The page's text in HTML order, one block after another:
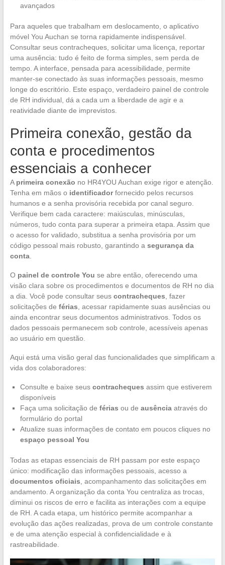
avançados
Para aqueles que trabalham em deslocamento, o aplicativo
móvel You Auchan se torna rapidamente indispensável.
Consultar seus contracheques, solicitar uma licença, reportar
uma ausência: tudo é feito de forma simples, sem perda de
tempo. A interface, pensada para acessibilidade, permite
manter-se conectado às suas informações pessoais, mesmo
longe do escritório. Este espaço, verdadeiro painel de controle
de RH individual, dá a cada um a liberdade de agir e a
reatividade diante de imprevistos.
Primeira conexão, gestão da
conta e procedimentos
essenciais a conhecer
A primeira conexão no HR4YOU Auchan exige rigor e atenção.
Tenha em mãos o identificadorfornecido pelos recursos
humanos e a senha provisória recebida por canal seguro.
Verifique bem cada caractere: maiúsculas, minúsculas,
números, tudo conta para superar a primeira etapa. Assim que
o acesso for validado, substitua a senha provisória por um
código pessoal mais robusto, garantindo a segurança da
conta.
O painel de controle You se abre então, oferecendo uma
visão clara sobre os procedimentos e documentos de RH no dia
a dia. Você pode consultar seus contracheques , fazer
solicitações de férias , acessar rapidamente suas ausências ou
ainda encontrar seus documentos administrativos. Todos os
dados pessoais permanecem sob controle, acessíveis apenas
ao usuário em questão.
Aqui está uma visão geral das funcionalidades que simplificam a
vida dos colaboradores:
Consulte e baixe seus contracheques assim que estiverem
disponíveis
Faça uma solicitação de férias ou de ausênciaatravés do
formulário do portal
Atualize suas informações de contato em poucos cliques no
espaço pessoal You
Todas as etapas essenciais de RH passam por este espaço
único: modificação das informações pessoais, acesso a
documentos oficiais , acompanhamento das solicitações em
andamento. A organização da conta You centraliza as trocas,
diminui os riscos de erro e facilita as interações com a equipe
de RH. A cada etapa, um histórico permite acompanhar a
evolução das ações realizadas, prova de um controle constante
e de uma atenção especial à confidencialidade e à
rastreabilidade.